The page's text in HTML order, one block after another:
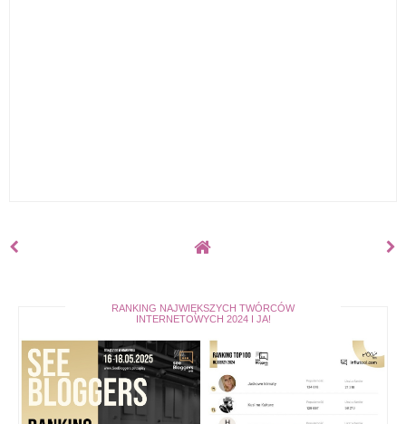
RANKING NAJWIĘKSZYCH TWÓRCÓW
INTERNETOWYCH 2024 I JA!